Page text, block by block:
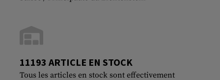
11193 ARTICLE EN STOCK
Tous les articles en stock sont effectivement